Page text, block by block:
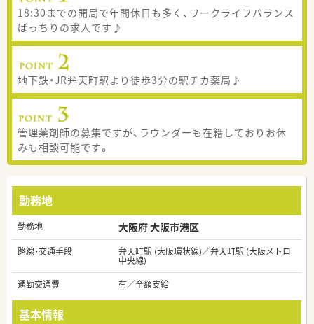
18:30までの開局で年間休日も多く、ワークライフバランス
ばっちりの求人です♪
地下鉄・JR弁天町駅より徒歩3分の駅チカ薬局♪
管理薬剤師の募集ですが、ラウンダーも在籍しておりお休
みも相談可能です。
勤務地
勤務地 大阪府 大阪市港区
路線・交通手段 弁天町駅 (大阪環状線)／弁天町駅 (大阪メトロ
中央線)
通勤交通費
有／全額支給
基本情報